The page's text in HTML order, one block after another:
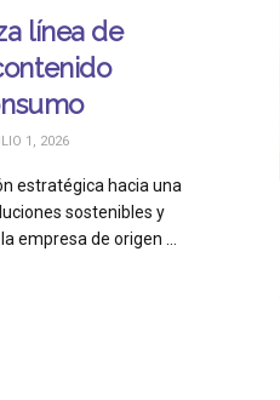
línea de
1, 2026
estratégica hacia una
sostenibles y
empresa de origen ...